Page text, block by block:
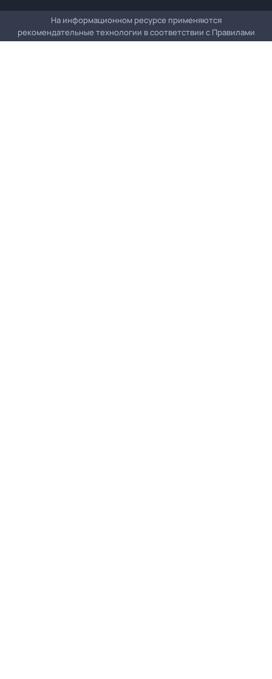
На информационном ресурсе применяются
рекомендательные технологии в соответствии с Правилами